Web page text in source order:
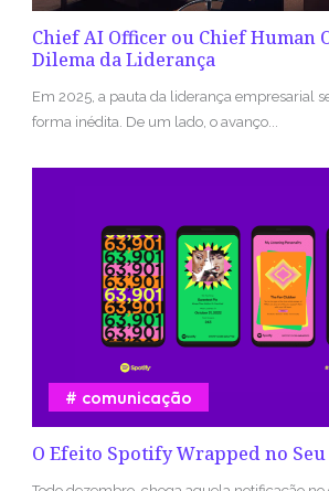
Chief AI Officer ou Chief Human
Dilema da Liderança
Em 2025, a pauta da liderança empresarial
forma inédita. De um lado, o avanço...
O Efeito Spotify Wrapped no Seu
comunicação